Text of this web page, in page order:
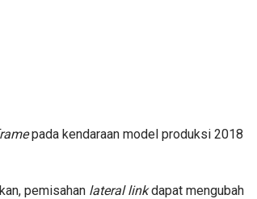
pada kendaraan model produksi 2018
pemisahan lateral linkdapat mengubah